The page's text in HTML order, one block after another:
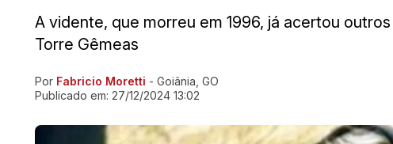
A vidente, que morreu em 1996, já acertou
Torre Gêmeas
Ir direto pra matéria
Por Fabricio Moretti - Goiânia, GO
Publicado em: 27/12/2024 13:02